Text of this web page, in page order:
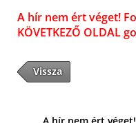
A hír nem ért véget!
KÖVETKEZŐ OLDAL
Vissza